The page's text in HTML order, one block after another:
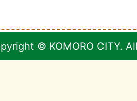
© KOMORO CITY.